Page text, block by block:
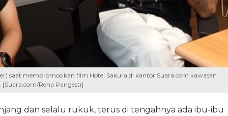
saat mempromosikan film Hotel Sakura di kantor Suara.com kawasan
Rena Pangesti]
dan selalu rukuk, terus di tengahnya ada ibu-ibu